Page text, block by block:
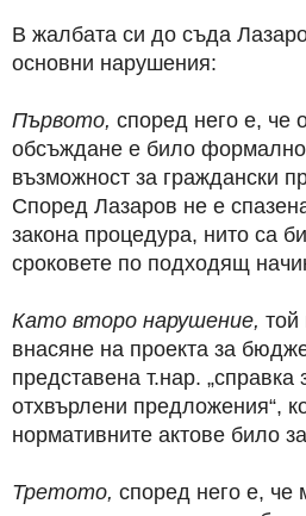
В жалбата си до съда
основни нарушения:
Първото, според него е, че
обсъждане е било
възможност за граждански
Според Лазаров не е
закона процедура, нито са
сроковете по подходящ
Като второ нарушение, той
внасяне на проекта за
представена т.нар. „справка
отхвърлени предложения“,
нормативните актове било
Третото, според него е, че